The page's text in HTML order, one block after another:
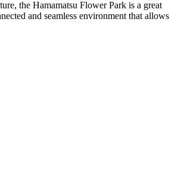
the Hamamatsu Flower Park is a great
and seamless environment that allows